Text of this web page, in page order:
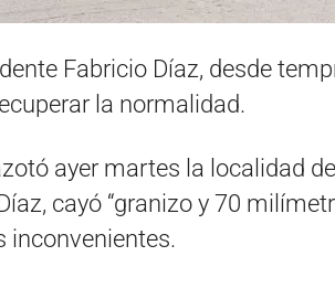
Fabricio Díaz, desde
la normalidad.
ayer martes la localidad
cayó “granizo y 70
inconvenientes.